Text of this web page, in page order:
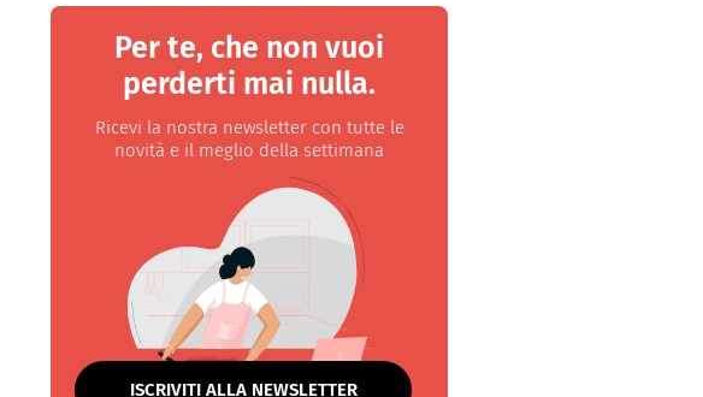
Per te, che non vuoi
perderti mai nulla.
Ricevi la nostra newsletter con tutte le
novità e il meglio della settimana
ISCRIVITI ALLA NEWSLETTER